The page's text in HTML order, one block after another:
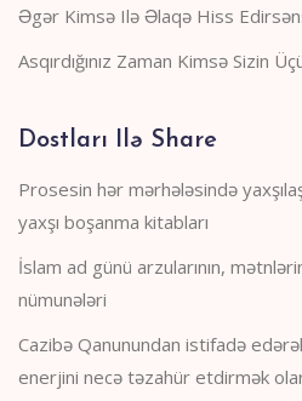
Əgər Kimsə Ilə Əlaqə Hiss
Asqırdığınız Zaman Kimsə Sizin
Dostları Ilə Share
Prosesin hər mərhələsində
yaxşı boşanma kitabları
İslam ad günü arzularının,
nümunələri
Cazibə Qanunundan istifadə
enerjini necə təzahür etdirmək